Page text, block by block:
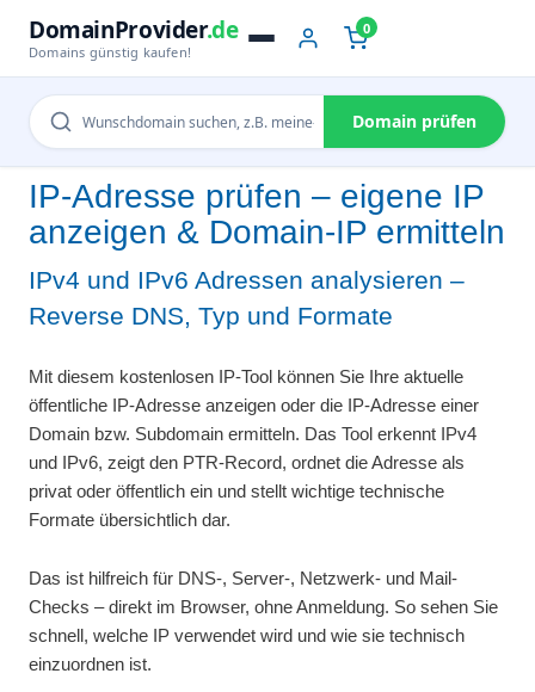
DomainProvider.de
Domains günstig kaufen!
0
Domain prüfen
IP-Adresse prüfen – eigene IP
anzeigen & Domain-IP ermitteln
IPv4 und IPv6 Adressen analysieren –
Reverse DNS, Typ und Formate
Mit diesem kostenlosen IP-Tool können Sie Ihre aktuelle
öffentliche IP-Adresse anzeigen oder die IP-Adresse einer
Domain bzw. Subdomain ermitteln. Das Tool erkennt IPv4
und IPv6, zeigt den PTR-Record, ordnet die Adresse als
privat oder öffentlich ein und stellt wichtige technische
Formate übersichtlich dar.
Das ist hilfreich für DNS-, Server-, Netzwerk- und Mail-
Checks – direkt im Browser, ohne Anmeldung. So sehen Sie
schnell, welche IP verwendet wird und wie sie technisch
einzuordnen ist.